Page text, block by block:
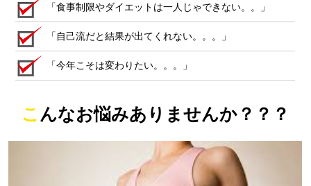
「食事制限やダイエットは一人じゃできない。。」
「自己流だと結果が出てくれない。。。」
「今年こそは変わりたい。。。」
こんなお悩みありませんか？？？